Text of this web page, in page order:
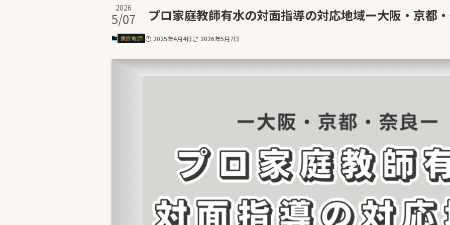
プロ家庭教師有水の対面指導の対応地域ー大阪・京都
2026
5/07
家庭教師 2025年4月4日 2026年5月7日